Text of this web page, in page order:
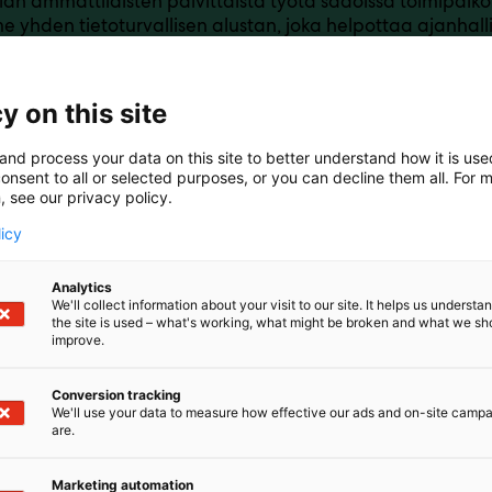
yhden tietoturvallisen alustan, joka helpottaa
Medtime Pron kokonaisuus sisältää muun
ja koulutusten hallinnan, pätevyydet
ja ohjeistuksen kanavat sekä ProTieto-
lääketietoa ja koulutusmateriaaleja alan säädösten
keskustelemaan tarpeistanne – kehitetään
ratkaisuja terveydenhuollon ammattilaisille!
on this site
process your data on this site to better understand how it is
to all or selected purposes, or you can decline them all. For
see our privacy policy.
Analytics
We'll collect information about your visit to our site. It helps us
the site is used – what's working, what might be broken and what we
improve.
Conversion tracking
We'll use your data to measure how effective our ads and on-site
are.
Marketing automation